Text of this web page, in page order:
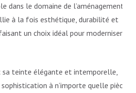
dans le domaine de l’aménagement
à la fois esthétique, durabilité et
un choix idéal pour moderniser
sa teinte élégante et intemporelle,
à n’importe quelle pièce.